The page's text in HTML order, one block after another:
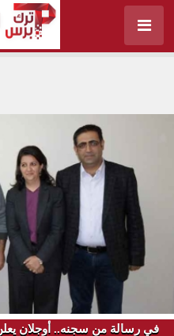
في رسالة من سجنه.. أوجلان